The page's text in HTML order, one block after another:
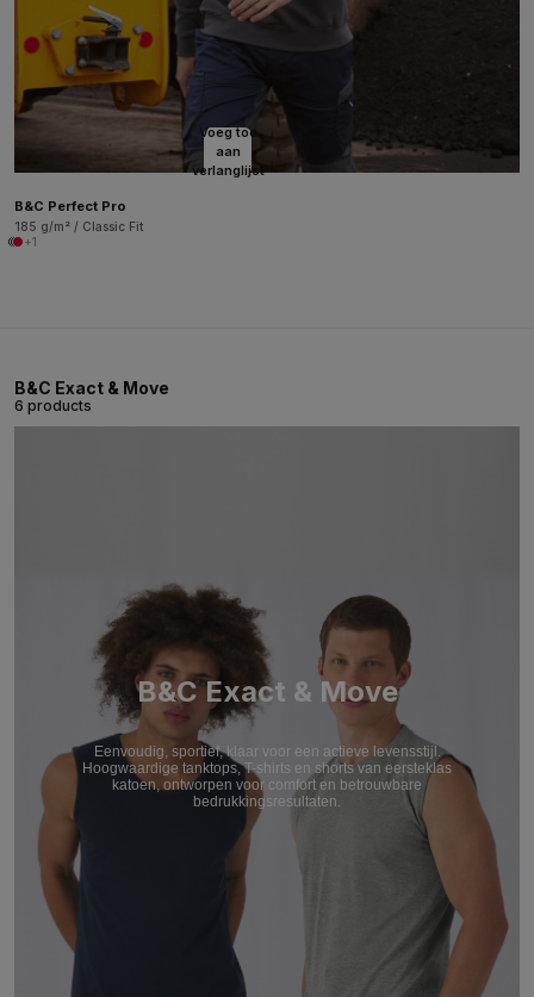
Voeg toe
aan
verlanglijst
B&C Perfect Pro
185 g/m² / Classic Fit
+1
B&C Exact & Move
6 products
B&C Exact & Move
Eenvoudig, sportief, klaar voor een actieve levensstijl.
Hoogwaardige tanktops, T-shirts en shorts van eersteklas
katoen, ontworpen voor comfort en betrouwbare
bedrukkingsresultaten.